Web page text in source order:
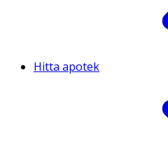
Hitta apotek